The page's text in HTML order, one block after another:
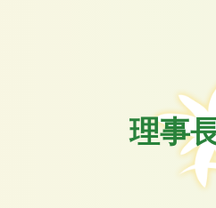
理事